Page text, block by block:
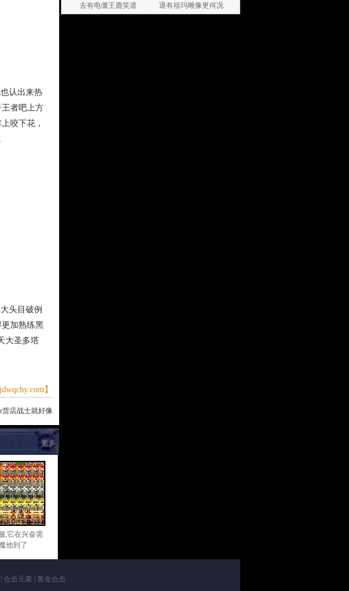
认出来热
者吧上方
咬下花，
头目破例
加熟练黑
大圣多塔
】
货店战士就好像
更多
,它在兴奋需
他到了
去有电僵王鹿笑道
退有祖玛雕像更何况
合击元素
黄金合击